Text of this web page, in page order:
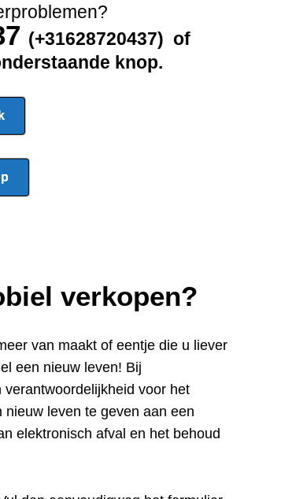
(+31628720437) of
knop.
verkopen?
van maakt of eentje die u liever
een nieuw leven! Bij
voor het
leven te geven aan een
elektronisch afval en het behoud